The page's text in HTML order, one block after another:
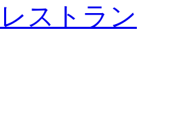
レストラン